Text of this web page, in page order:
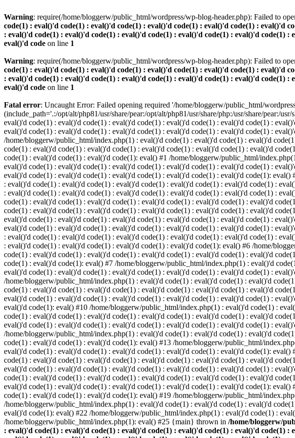
Warning: require(/home/bloggerw/public_html/wordpress/wp-blog-header.php): Failed to
code(1) : eval()'d code(1) : eval()'d code(1) : eval()'d code(1) : eval()'d code(1) : eval()'d
: eval()'d code(1) : eval()'d code(1) : eval()'d code(1) : eval()'d code(1) : eval()'d code(1)
eval()'d code on line 1
Warning: require(/home/bloggerw/public_html/wordpress/wp-blog-header.php): Failed to
code(1) : eval()'d code(1) : eval()'d code(1) : eval()'d code(1) : eval()'d code(1) : eval()'d
: eval()'d code(1) : eval()'d code(1) : eval()'d code(1) : eval()'d code(1) : eval()'d code(1)
eval()'d code on line 1
Fatal error: Uncaught Error: Failed opening required '/home/bloggerw/public_html/
(include_path='.:/opt/alt/php81/usr/share/pear:/opt/alt/php81/usr/share/php:/usr/share/pear:/
eval()'d code(1) : eval()'d code(1) : eval()'d code(1) : eval()'d code(1) : eval()'d code(1) :
eval()'d code(1) : eval()'d code(1) : eval()'d code(1) : eval()'d code(1) : eval()'d code(1) :
/home/bloggerw/public_html/index.php(1) : eval()'d code(1) : eval()'d code(1) : eval()'d
code(1) : eval()'d code(1) : eval()'d code(1) : eval()'d code(1) : eval()'d code(1) : eval()'d
code(1) : eval()'d code(1) : eval()'d code(1): eval() #1 /home/bloggerw/public_html/
eval()'d code(1) : eval()'d code(1) : eval()'d code(1) : eval()'d code(1) : eval()'d code(1) :
eval()'d code(1) : eval()'d code(1) : eval()'d code(1) : eval()'d code(1) : eval()'d code(1):
: eval()'d code(1) : eval()'d code(1) : eval()'d code(1) : eval()'d code(1) : eval()'d code(1) :
: eval()'d code(1) : eval()'d code(1) : eval()'d code(1) : eval()'d code(1) : eval()'d code(1) :
code(1) : eval()'d code(1) : eval()'d code(1) : eval()'d code(1) : eval()'d code(1) : eval()'d
code(1) : eval()'d code(1) : eval()'d code(1) : eval()'d code(1) : eval()'d code(1) : eval()'d
eval()'d code(1) : eval()'d code(1) : eval()'d code(1) : eval()'d code(1) : eval()'d code(1) :
eval()'d code(1) : eval()'d code(1) : eval()'d code(1) : eval()'d code(1) : eval()'d code(1) :
: eval()'d code(1) : eval()'d code(1) : eval()'d code(1) : eval()'d code(1) : eval()'d code(1) :
: eval()'d code(1) : eval()'d code(1) : eval()'d code(1) : eval()'d code(1): eval() #6 /home/
code(1) : eval()'d code(1) : eval()'d code(1) : eval()'d code(1) : eval()'d code(1) : eval()'d
code(1) : eval()'d code(1): eval() #7 /home/bloggerw/public_html/index.php(1) : eval()'d
eval()'d code(1) : eval()'d code(1) : eval()'d code(1) : eval()'d code(1) : eval()'d code(1) :
/home/bloggerw/public_html/index.php(1) : eval()'d code(1) : eval()'d code(1) : eval()'d
code(1) : eval()'d code(1) : eval()'d code(1) : eval()'d code(1) : eval()'d code(1) : eval()'d
eval()'d code(1) : eval()'d code(1) : eval()'d code(1) : eval()'d code(1) : eval()'d code(1) :
eval()'d code(1): eval() #10 /home/bloggerw/public_html/index.php(1) : eval()'d code(1) :
code(1) : eval()'d code(1) : eval()'d code(1) : eval()'d code(1) : eval()'d code(1) : eval()'d
eval()'d code(1) : eval()'d code(1) : eval()'d code(1) : eval()'d code(1) : eval()'d code(1) :
/home/bloggerw/public_html/index.php(1) : eval()'d code(1) : eval()'d code(1) : eval()'d
code(1) : eval()'d code(1) : eval()'d code(1): eval() #13 /home/bloggerw/public_html/
eval()'d code(1) : eval()'d code(1) : eval()'d code(1) : eval()'d code(1) : eval()'d code(1):
code(1) : eval()'d code(1) : eval()'d code(1) : eval()'d code(1) : eval()'d code(1) : eval()'d
eval()'d code(1) : eval()'d code(1) : eval()'d code(1) : eval()'d code(1) : eval()'d code(1) :
code(1) : eval()'d code(1) : eval()'d code(1) : eval()'d code(1) : eval()'d code(1) : eval()'d
eval()'d code(1) : eval()'d code(1) : eval()'d code(1) : eval()'d code(1) : eval()'d code(1):
code(1) : eval()'d code(1) : eval()'d code(1): eval() #19 /home/bloggerw/public_html/
/home/bloggerw/public_html/index.php(1) : eval()'d code(1) : eval()'d code(1) : eval()'d
eval()'d code(1): eval() #22 /home/bloggerw/public_html/index.php(1) : eval()'d code(1) :
/home/bloggerw/public_html/index.php(1): eval() #25 {main} thrown in /home/bloggerw/
: eval()'d code(1) : eval()'d code(1) : eval()'d code(1) : eval()'d code(1) : eval()'d code(1)